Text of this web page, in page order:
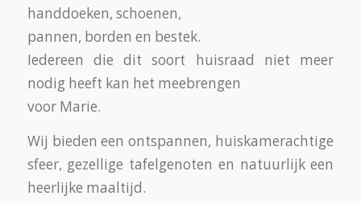
handdoeken, schoenen,
pannen, borden en bestek.
Iedereen die dit soort huisraad niet meer
nodig heeft kan het meebrengen
voor Marie.
Wij bieden een ontspannen, huiskamerachtige
sfeer, gezellige tafelgenoten en natuurlijk een
heerlijke maaltijd.